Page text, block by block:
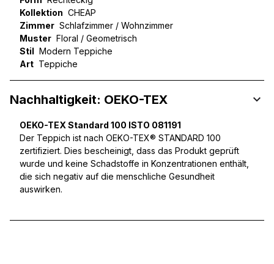
Kollektion CHEAP
Zimmer Schlafzimmer / Wohnzimmer
Muster Floral / Geometrisch
Stil Modern Teppiche
Art Teppiche
Nachhaltigkeit: OEKO-TEX
OEKO-TEX Standard 100 ISTO 081191
Der Teppich ist nach OEKO-TEX® STANDARD 100
zertifiziert. Dies bescheinigt, dass das Produkt geprüft
wurde und keine Schadstoffe in Konzentrationen enthält,
die sich negativ auf die menschliche Gesundheit
auswirken.